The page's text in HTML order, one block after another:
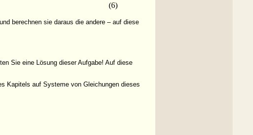
(6)
berechnen sie daraus die andere – auf diese
Sie eine Lösung dieser Aufgabe! Auf diese
Kapitels auf Systeme von Gleichungen dieses